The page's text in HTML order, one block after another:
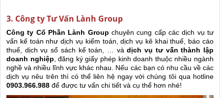
3. Công ty Tư Vấn Lành Group
Công ty Cổ Phần Lành Group chuyên cung cấp các dịch vụ tư
vấn kế toán như dịch vụ kiểm toán, dịch vụ kê khai thuế, báo cáo
thuế, dịch vụ sổ sách kế toán, … vàdịch vụ tư vấn thành lập
doanh nghiệp , đăng ký giấy phép kinh doanh thuộc nhiều ngành
nghề và nhiều lĩnh vực khác nhau. Nếu các bạn có nhu cầu về các
dịch vụ nêu trên thì có thể liên hệ ngay với chúng tôi qua hotline
0903.966.988 để được tư vấn chi tiết và cụ thể hơn nhé!